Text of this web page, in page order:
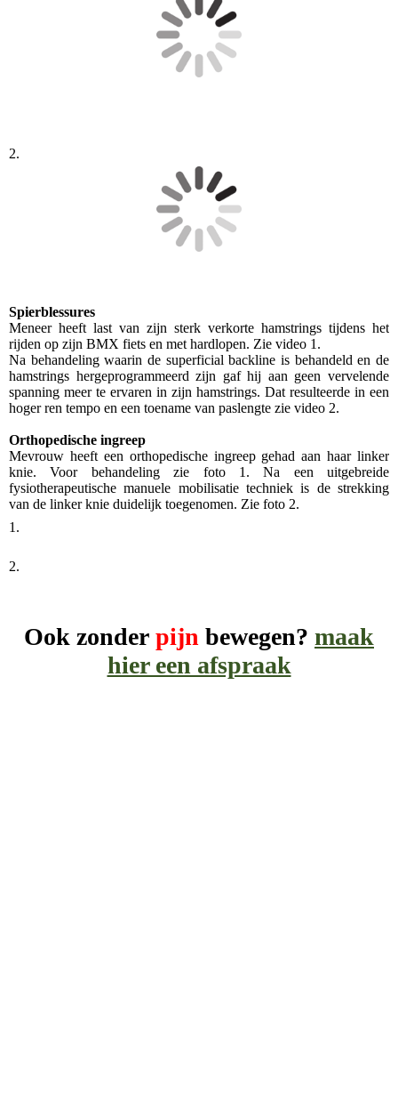
2.
Spierblessures
Meneer heeft last van zijn sterk verkorte hamstrings tijdens het
rijden op zijn BMX fiets en met hardlopen. Zie video 1.
Na behandeling waarin de superficial backline is behandeld en de
hamstrings hergeprogrammeerd zijn gaf hij aan geen vervelende
spanning meer te ervaren in zijn hamstrings. Dat resulteerde in een
hoger ren tempo en een toename van paslengte zie video 2.
Orthopedische ingreep
Mevrouw heeft een orthopedische ingreep gehad aan haar linker
knie. Voor behandeling zie foto 1. Na een uitgebreide
fysiotherapeutische manuele mobilisatie techniek is de strekking
van de linker knie duidelijk toegenomen. Zie foto 2.
1.
2.
Ook zonder pijn bewegen? maak
hier een afspraak